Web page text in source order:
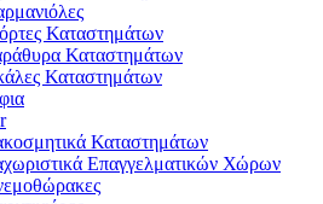
Καταστημάτων
Καταστημάτων
Καταστημάτων
Καταστημάτων
Επαγγελματικών Χώρων